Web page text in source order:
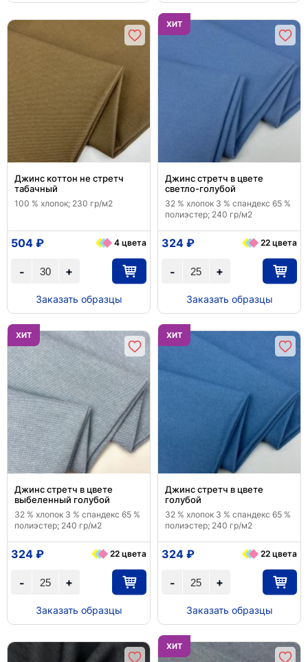
Джинс коттон не стретч
табачный
100 % хлопок; 230 гр/м2
+
-
504 ₽ 4 цвета
Заказать образцы
ХИТ
Джинс стретч в цвете
светло-голубой
32 % хлопок 3 % спандекс 65 %
полиэстер; 240 гр/м2
+
-
324 ₽ 22 цвета
Заказать образцы
ХИТ
Джинс стретч в цвете
выбеленный голубой
32 % хлопок 3 % спандекс 65 %
полиэстер; 240 гр/м2
+
-
324 ₽ 22 цвета
Заказать образцы
ХИТ
Джинс стретч в цвете
голубой
32 % хлопок 3 % спандекс 65 %
полиэстер; 240 гр/м2
+
-
324 ₽ 22 цвета
Заказать образцы
ХИТ